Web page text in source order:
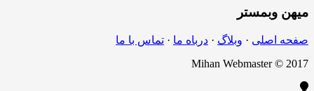
میهن وبمستر
صفحه اصلی · وبلاگ · درباه ما · تماس با ما
Mihan Webmaster © 2017